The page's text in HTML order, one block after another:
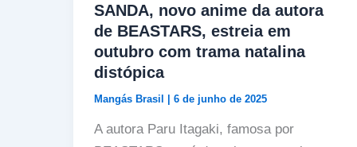
SANDA, novo anime da autora
de BEASTARS, estreia em
outubro com trama natalina
distópica
Mangás Brasil | 6 de junho de 2025
A autora Paru Itagaki, famosa por